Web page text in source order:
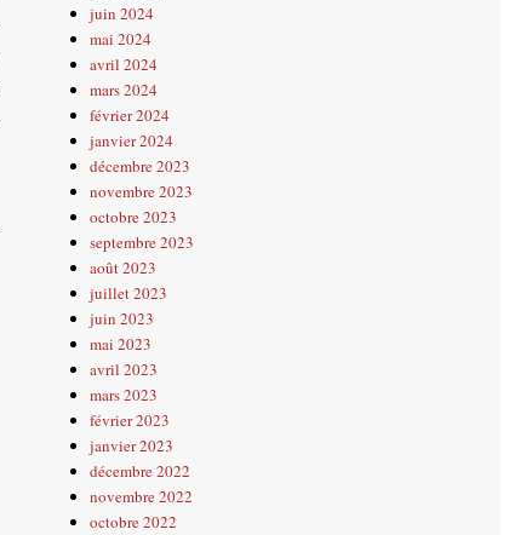
juin 2024
mai 2024
avril 2024
mars 2024
février 2024
janvier 2024
décembre 2023
novembre 2023
octobre 2023
septembre 2023
août 2023
juillet 2023
juin 2023
mai 2023
avril 2023
mars 2023
février 2023
janvier 2023
décembre 2022
novembre 2022
octobre 2022